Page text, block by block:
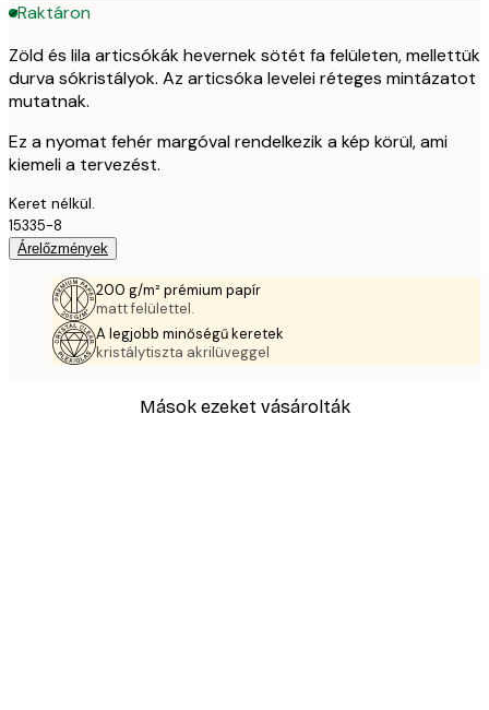
Raktáron
Zöld és lila articsókák hevernek sötét fa felületen, mellettük
durva sókristályok. Az articsóka levelei réteges mintázatot
mutatnak.
Ez a nyomat fehér margóval rendelkezik a kép körül, ami
kiemeli a tervezést.
Keret nélkül.
15335-8
Árelőzmények
200 g/m² prémium papír
matt felülettel.
A legjobb minőségű keretek
kristálytiszta akrilüveggel
Mások ezeket vásárolták